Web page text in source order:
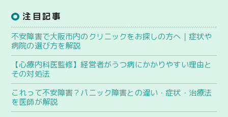
注目記事
不安障害で大阪市内のクリニックをお探しの方へ｜症状や
病院の選び方を解説
【心療内科医監修】経営者がうつ病にかかりやすい理由と
その対処法
これって不安障害？パニック障害との違い・症状・治療法
を医師が解説